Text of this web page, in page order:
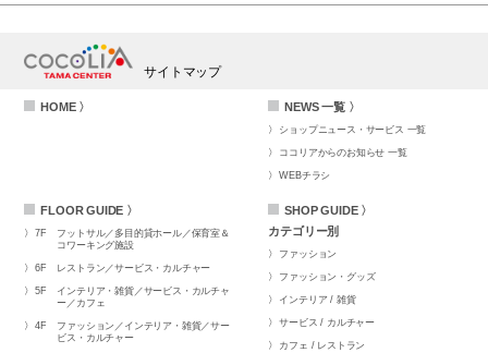
サイトマップ
HOME 〉 NEWS 一覧 〉
ショップニュース・サービス 一覧
ココリアからのお知らせ 一覧
WEBチラシ
FLOOR GUIDE 〉
7F
フットサル／多目的貸ホール／保育室＆
コワーキング施設
6F レストラン／サービス・カルチャー
5F
インテリア・雑貨／サービス・カルチャ
ー／カフェ
4F
ファッション／インテリア・雑貨／サー
ビス・カルチャー
SHOP GUIDE 〉
カテゴリー別
ファッション
ファッション・グッズ
インテリア / 雑貨
サービス / カルチャー
カフェ / レストラン